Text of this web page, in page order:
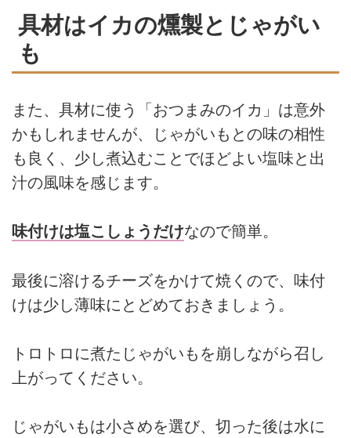
具材はイカの燻製とじゃがい
も
また、具材に使う「おつまみのイカ」は意外
かもしれませんが、じゃがいもとの味の相性
も良く、少し煮込むことでほどよい塩味と出
汁の風味を感じます。
味付けは塩こしょうだけなので簡単。
最後に溶けるチーズをかけて焼くので、味付
けは少し薄味にとどめておきましょう。
トロトロに煮たじゃがいもを崩しながら召し
上がってください。
じゃがいもは小さめを選び、切った後は水に